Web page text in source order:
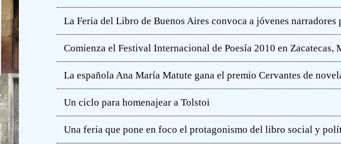
La Feria del Libro de Buenos Aires convoca a jóvenes narradores
Comienza el Festival Internacional de Poesía 2010 en Zacatecas,
La española Ana María Matute gana el premio Cervantes de
Un ciclo para homenajear a Tolstoi
Una feria que pone en foco el protagonismo del libro social y